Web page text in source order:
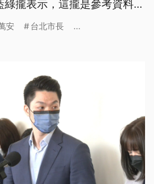
綠攏表示，這攏是參考資料，
安 台北市長 ...